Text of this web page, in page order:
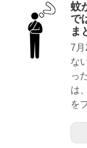
蚊
で
ま
7月
な
っ
は
を